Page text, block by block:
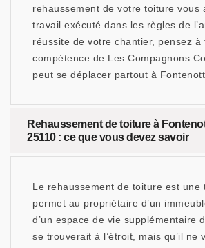
rehaussement de votre toiture vous
travail exécuté dans les règles de
réussite de votre chantier, pensez à
compétence de Les Compagnons
peut se déplacer partout à
Rehaussement de toiture à
25110 : ce que vous devez savoir
Le rehaussement de toiture est une
permet au propriétaire d’un
d’un espace de vie supplémentaire
se trouverait à l’étroit, mais qu’il ne